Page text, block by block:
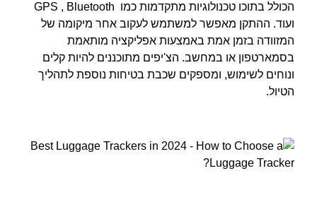
הכולל בתוכו טכנולוגיות מתקדמות כמו GPS , Bluetooth
ועוד. ההתקן מאפשר למשתמש לעקוב אחר מיקומה של
המזוודה בזמן אמת באמצעות אפליקציה מותאמת
בסמארטפון או במחשב. הצ'יפים מתוכננים להיות קלים
ונוחים לשימוש, ומספקים שכבת בטיחות נוספת לתהליך
הטיול.